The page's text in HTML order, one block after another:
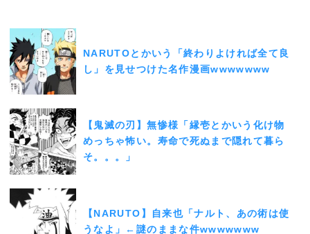
NARUTOとかいう「終わりよければ全て良
し」を見せつけた名作漫画wwwwwww
【鬼滅の刃】無惨様「縁壱とかいう化け物
めっちゃ怖い。寿命で死ぬまで隠れて暮ら
そ。。。」
【NARUTO】自来也「ナルト、あの術は使
うなよ」←謎のままな件wwwwwww